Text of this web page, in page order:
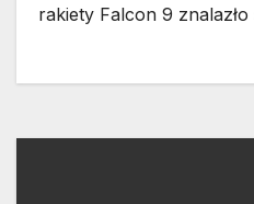
rakiety Falcon 9 znalazło